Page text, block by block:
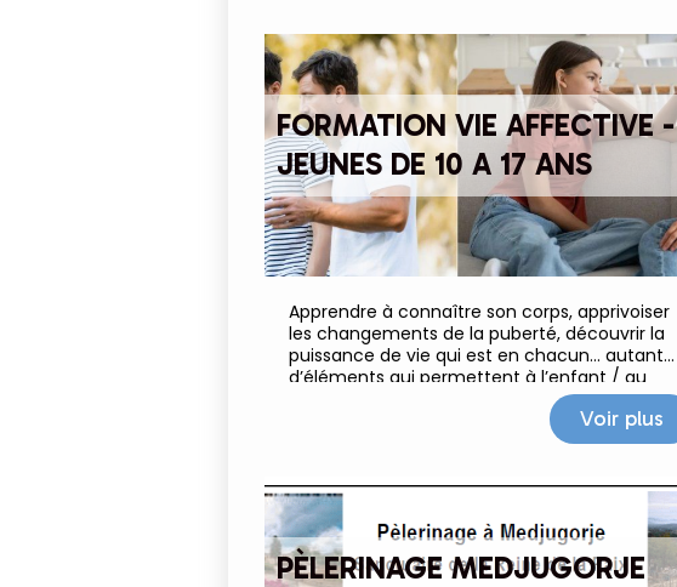
FORMATION VIE AFFECTIVE -
JEUNES DE 10 A 17 ANS
Apprendre à connaître son corps, apprivoiser
les changements de la puberté, découvrir la
puissance de vie qui est en chacun… autant
d’éléments qui permettent à l’enfant / au
jeune de se sentir valorisé, de prendre soin de
lui et de grandir dans le respect
Voir plus
PÈLERINAGE MEDJUGORJE